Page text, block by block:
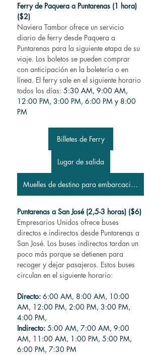
Ferry de Paquera a Puntarenas (1 hora)
($2)
Naviera Tambor ofrece un servicio
diario de ferry desde Paquera a
Puntarenas para la siguiente etapa de su
viaje. Los boletos se pueden comprar
con anticipación en la boletería o en
línea. El ferry sale en el siguiente horario
todos los días: 5:30 AM, 9:00 AM,
12:00 PM, 3:00 PM, 6:00 PM y 8:00
PM
Billetes de Ferry
Lugar de salida
Muelles de destino para embarcaciones
Puntarenas a San José (2,5-3 horas) ($6)
Empresarios Unidos ofrece buses
directos e indirectos desde Puntarenas a
San José. Los buses indirectos tardan un
poco más porque se detienen para
recoger y dejar pasajeros. Estos buses
circulan en el siguiente horario:
Directo: 6:00 AM, 8:00 AM, 10:00
AM, 12:00 PM, 2:00 PM, 3:00 PM,
4:00 PM,
Indirecto: 5:00 AM, 7:00 AM, 9:00
AM, 11:00 AM, 1:00 PM, 5:00 PM,
6:00 PM, 7:30 PM